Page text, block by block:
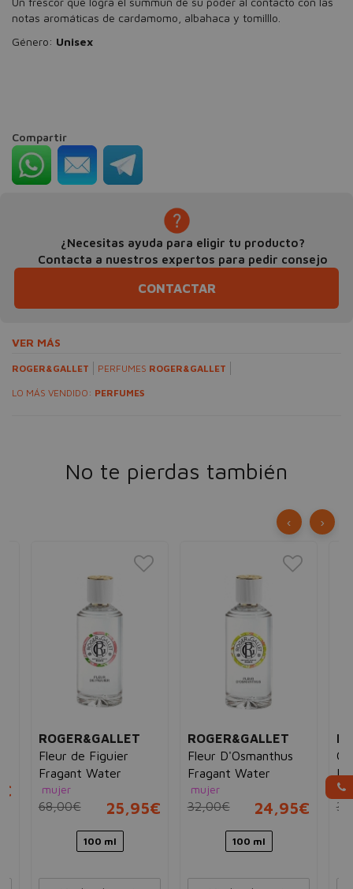
notas aromáticas de cardamomo, albahaca y tomilllo.
Género: Unisex
Compartir
¿Necesitas ayuda para eligir tu producto?
Contacta a nuestros expertos para pedir consejo
CONTACTAR
VER MÁS
ROGER&GALLET PERFUMES ROGER&GALLET
LO MÁS VENDIDO: PERFUMES
No te pierdas también
ROGER&GALLET
Fleur de Figuier
Fragant Water
mujer
68,00€ 25,95€
100 ml
ROGER&GALLET
Fleur D'Osmanthus
Fragant Water
mujer
32,00€ 24,95€
100 ml
‹ ›